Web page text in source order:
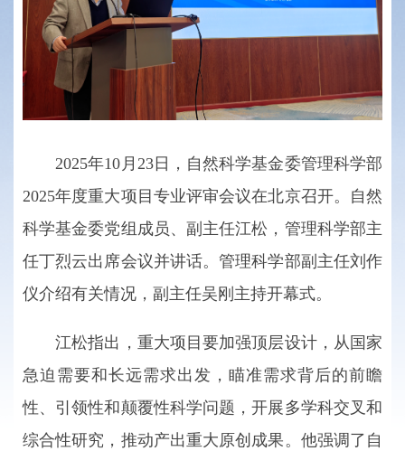
2025年10月23日，自然科学基金委管理科学部
2025年度重大项目专业评审会议在北京召开。自然
科学基金委党组成员、副主任江松，管理科学部主
任丁烈云出席会议并讲话。管理科学部副主任刘作
仪介绍有关情况，副主任吴刚主持开幕式。
江松指出，重大项目要加强顶层设计，从国家
急迫需要和长远需求出发，瞄准需求背后的前瞻
性、引领性和颠覆性科学问题，开展多学科交叉和
综合性研究，推动产出重大原创成果。他强调了自